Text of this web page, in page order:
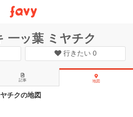
一ッ葉 ミヤチク
行きたい 0
記事 地図
チクの地図